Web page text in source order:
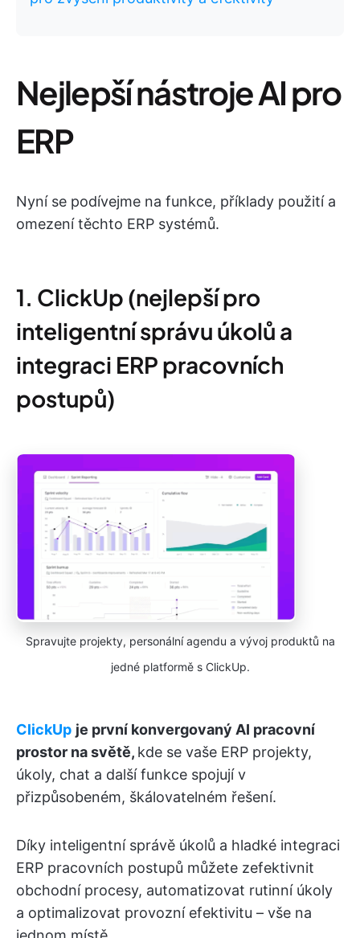
Nejlepší nástroje AI pro
ERP
Nyní se podívejme na funkce, příklady použití a
omezení těchto ERP systémů.
1. ClickUp (nejlepší pro
inteligentní správu úkolů a
integraci ERP pracovních
postupů)
Spravujte projekty, personální agendu a vývoj produktů na
jedné platformě s ClickUp.
ClickUp je první konvergovaný AI pracovní
prostor na světě, kde se vaše ERP projekty,
úkoly, chat a další funkce spojují v
přizpůsobeném, škálovatelném řešení.
Díky inteligentní správě úkolů a hladké integraci
ERP pracovních postupů můžete zefektivnit
obchodní procesy, automatizovat rutinní úkoly
a optimalizovat provozní efektivitu – vše na